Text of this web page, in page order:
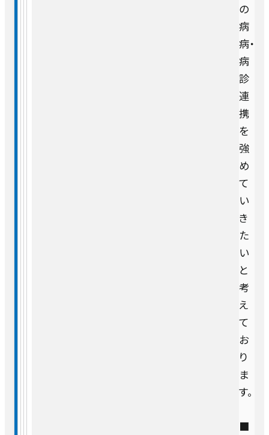
の
病
病・
病
診
連
携
を
強
め
て
い
き
た
い
と
考
え
て
お
り
ま
す。
■